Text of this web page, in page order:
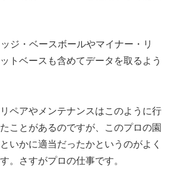
ジ・ベースボールやマイナー・リ
トベースも含めてデータを取るよう
ペアやメンテナンスはこのように行
ことがあるのですが、このプロの園
いかに適当だったかというのがよく
。さすがプロの仕事です。